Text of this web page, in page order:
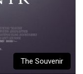
The Souvenir